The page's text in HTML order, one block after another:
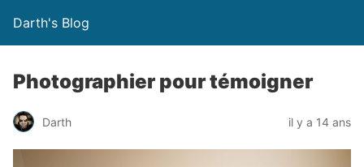
Darth's Blog
Photographier pour témoigner
Darth il y a 14 ans